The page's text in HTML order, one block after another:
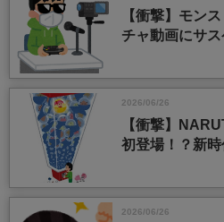
【衝撃】モン
チャ動画にサ
2026/06/26
【衝撃】
初登場！？新
2026/06/26